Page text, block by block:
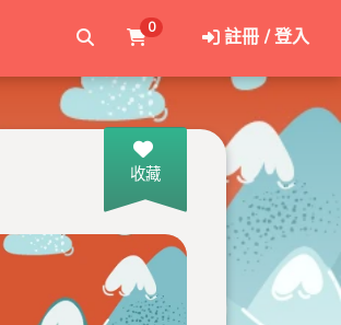
0 註冊 / 登入
收藏